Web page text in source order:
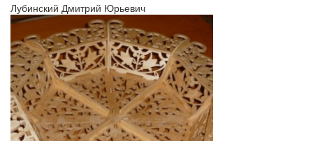
Лубинский Дмитрий Юрьевич